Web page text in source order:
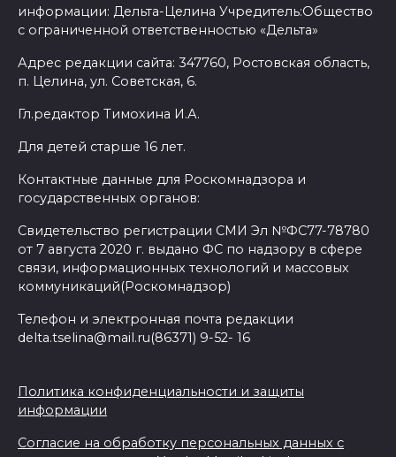
информации: Дельта-Целина Учредитель:Общество
с ограниченной ответственностью «Дельта»
Адрес редакции сайта: 347760, Ростовская область,
п. Целина, ул. Советская, 6.
Гл.редактор Тимохина И.А.
Для детей старше 16 лет.
Контактные данные для Роскомнадзора и
государственных органов:
Свидетельство регистрации СМИ Эл №ФС77-78780
от 7 августа 2020 г. выдано ФС по надзору в сфере
связи, информационных технологий и массовых
коммуникаций(Роскомнадзор)
Телефон и электронная почта редакции
delta.tselina@mail.ru(86371) 9-52- 16
Политика конфиденциальности и защиты
информации
Согласие на обработку персональных данных с